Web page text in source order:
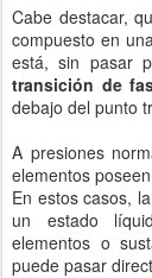
Cabe destacar,
compuesto en
está, sin pasar
transición de
debajo del punto
A presiones
elementos
En estos casos,
un estado
elementos o
puede pasar